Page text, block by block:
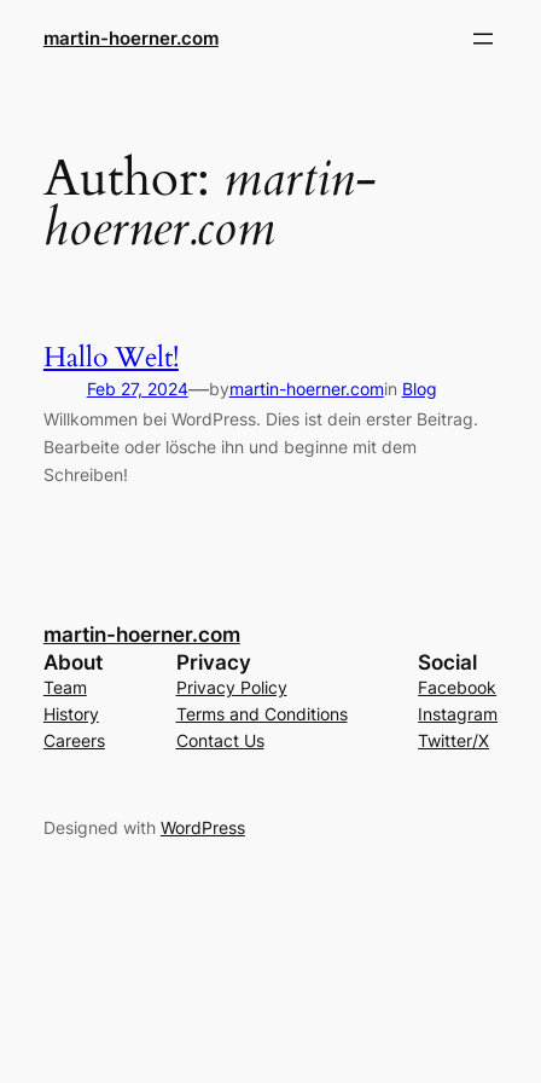
martin-hoerner.com
Author: martin-
hoerner.com
Hallo Welt!
Feb 27, 2024—bymartin-hoerner.comin Blog
Willkommen bei WordPress. Dies ist dein erster Beitrag.
Bearbeite oder lösche ihn und beginne mit dem
Schreiben!
martin-hoerner.com
About
Team
History
Careers
Privacy
Privacy Policy
Terms and Conditions
Contact Us
Social
Facebook
Instagram
Twitter/X
Designed with WordPress